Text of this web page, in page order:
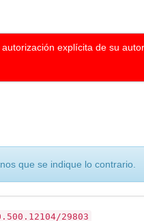
explícita de su
que se indique lo contrario.
29803